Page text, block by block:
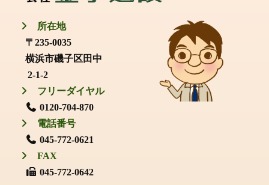
所在地
〒235-0035
横浜市磯子区田中
2-1-2
フリーダイヤル
0120-704-870
電話番号
045-772-0621
FAX
045-772-0642